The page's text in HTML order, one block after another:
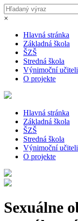
×
Hlavná stránka
Základná škola
ŠZŠ
Stredná škola
Výnimoční
O projekte
Hlavná stránka
Základná škola
ŠZŠ
Stredná škola
Výnimoční
O projekte
Sexuálne